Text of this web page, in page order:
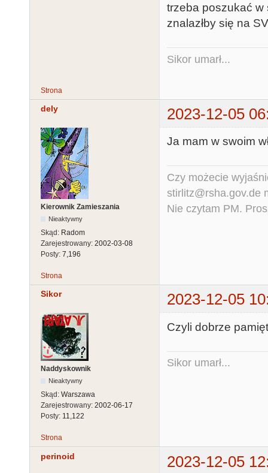
trzeba poszukać w
znalazłby się na
Sikor umarł...
Strona
dely 2023-12-05
Kierownik Zamieszania
Nieaktywny
Skąd: Radom
Zarejestrowany: 2002-03-08
Posty: 7,196
Ja mam w swoim
Czy możecie
stirlitz@rsha.gov.de
Nie czytam PM.
Strona
Sikor 2023-12-05
Naddyskownik
Nieaktywny
Skąd: Warszawa
Zarejestrowany: 2002-06-17
Posty: 11,122
Czyli dobrze
Sikor umarł...
Strona
perinoid
2023-12-05